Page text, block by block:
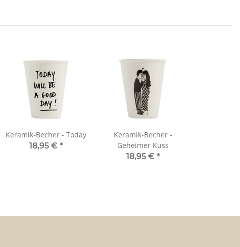
Keramik-Becher - Today
18,95 € *
Keramik-Becher -
Geheimer Kuss
18,95 € *